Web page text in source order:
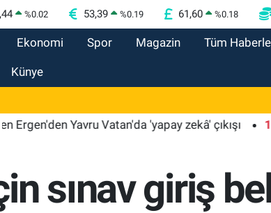
%0.02 53,39 %0.19 61,60 %0.18
Ekonomi Spor Magazin Tüm
Künye
Yavru Vatan'da 'yapay zekâ' çıkışı 10:09
sınav giriş